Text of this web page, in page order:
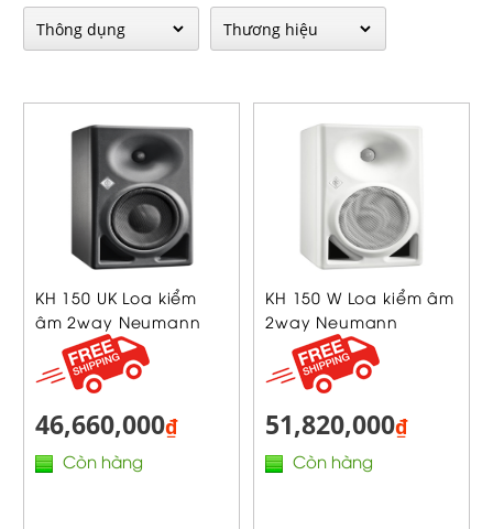
KH 150 UK Loa kiểm
âm 2way Neumann
46,660,000₫
Còn hàng
KH 150 W Loa kiểm âm
2way Neumann
51,820,000₫
Còn hàng